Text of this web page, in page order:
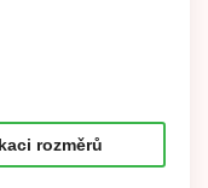
rozměrů